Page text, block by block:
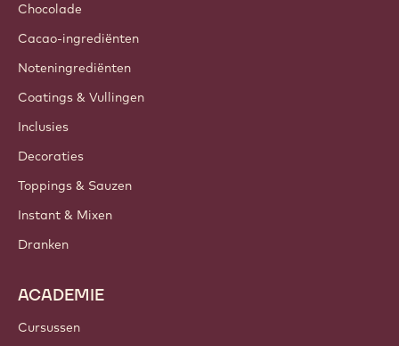
Chocolade
Cacao-ingrediënten
Noteningrediënten
Coatings & Vullingen
Inclusies
Decoraties
Toppings & Sauzen
Instant & Mixen
Dranken
ACADEMIE
Cursussen